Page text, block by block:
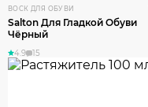
ВОСК ДЛЯ ОБУВИ
Salton Для Гладкой Обуви
Чёрный
4.9 15